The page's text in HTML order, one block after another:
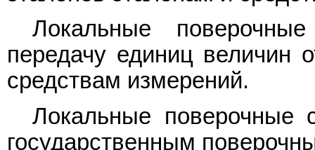
Локальные
передачу единиц величин
средствам измерений.
Локальные поверочные
государственным